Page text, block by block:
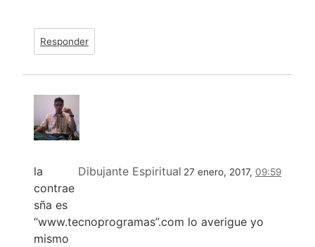
Responder
Dibujante Espiritual 27 enero, 2017, 09:59
la
contrae
sña es
“www.tecnoprogramas”.com lo averigue yo
mismo